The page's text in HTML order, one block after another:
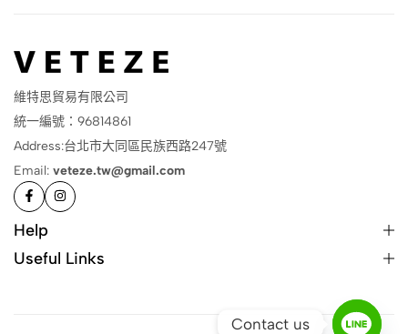
維特思貿易有限公司
統一編號：96814861
Address:台北市大同區民族西路247號
Email: veteze.tw@gmail.com
Help
Useful Links
Contact us